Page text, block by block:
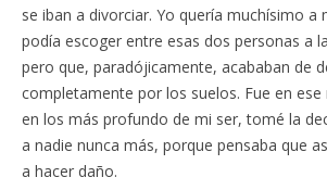
se iban a divorciar. Yo quería muchísimo a
podía escoger entre esas dos personas a
pero que, paradójicamente, acababan de
completamente por los suelos. Fue en
en los más profundo de mi ser, tomé la
a nadie nunca más, porque pensaba que
a hacer daño.